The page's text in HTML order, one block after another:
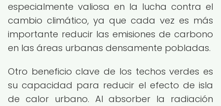
especialmente valiosa en la lucha contra el
cambio climático, ya que cada vez es más
importante reducir las emisiones de carbono
en las áreas urbanas densamente pobladas.
Otro beneficio clave de los techos verdes es
su capacidad para reducir el efecto de isla
de calor urbano. Al absorber la radiación